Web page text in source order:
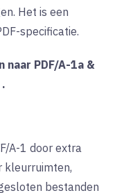
Het is een
specificatie.
naar PDF/A-1a &
.
A-1 door extra
kleurruimten,
bestanden